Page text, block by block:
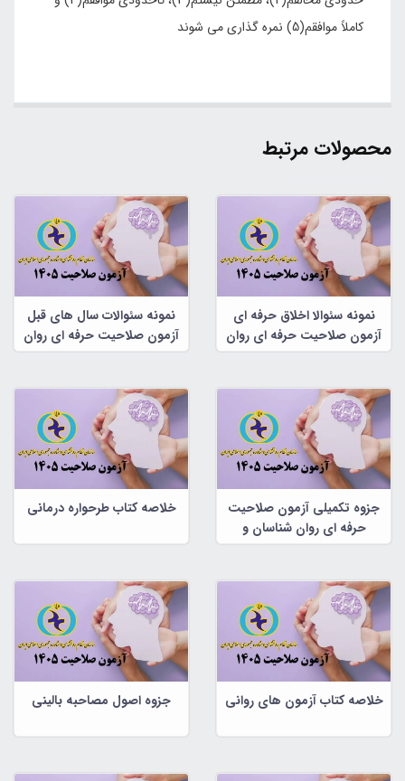
کاملاً موافقم(5) نمره گذاری می شوند
محصولات مرتبط
نمونه سئوالا اخلاق حرفه ای
آزمون صلاحیت حرفه ای روان
شناسان و مشاوران
نمونه سئوالات سال های قبل
آزمون صلاحیت حرفه ای روان
شناسان و مشاوران
جزوه تکمیلی آزمون صلاحیت
حرفه ای روان شناسان و
مشاوران
خلاصه کتاب طرحواره درمانی
خلاصه کتاب آزمون های روانی جزوه اصول مصاحبه بالینی